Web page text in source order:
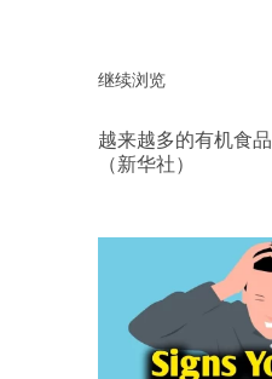
继续浏览
越来越多的有机食
（新华社）